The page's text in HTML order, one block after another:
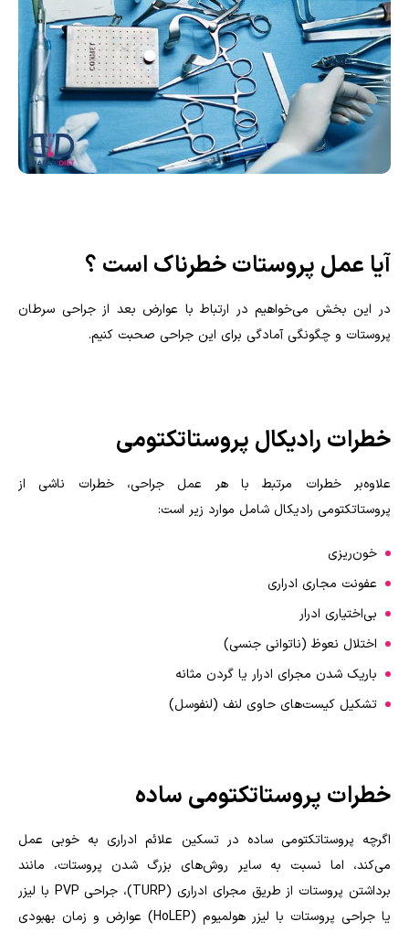
آیا عمل پروستات خطرناک است ؟
در این بخش می‌خواهیم در ارتباط با عوارض بعد از جراحی سرطان
پروستات و چگونگی آمادگی برای این جراحی صحبت کنیم.
خطرات رادیکال پروستاتکتومی
علاوه‌بر خطرات مرتبط با هر عمل جراحی، خطرات ناشی از
پروستاتکتومی رادیکال شامل موارد زیر است:
خون‌ریزی
عفونت مجاری ادراری
بی‌اختیاری ادرار
اختلال نعوظ (ناتوانی جنسی)
باریک شدن مجرای ادرار یا گردن مثانه
تشکیل کیست‌های حاوی لنف (لنفوسل)
خطرات پروستاتکتومی ساده
اگرچه پروستاتکتومی ساده در تسکین علائم ادراری به خوبی عمل
می‌کند، اما نسبت به سایر روش‌های بزرگ شدن پروستات، مانند
برداشتن پروستات از طریق مجرای ادراری (TURP)، جراحی PVP با لیزر
یا جراحی پروستات با لیزر هولمیوم (HoLEP) عوارض و زمان بهبودی